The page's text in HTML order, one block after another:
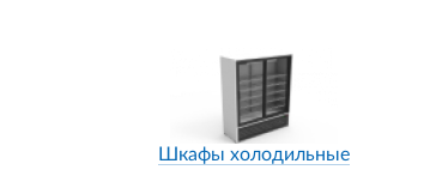
Шкафы холодильные